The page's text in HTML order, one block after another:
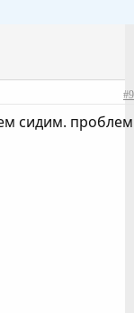
#9
сидим. проблем